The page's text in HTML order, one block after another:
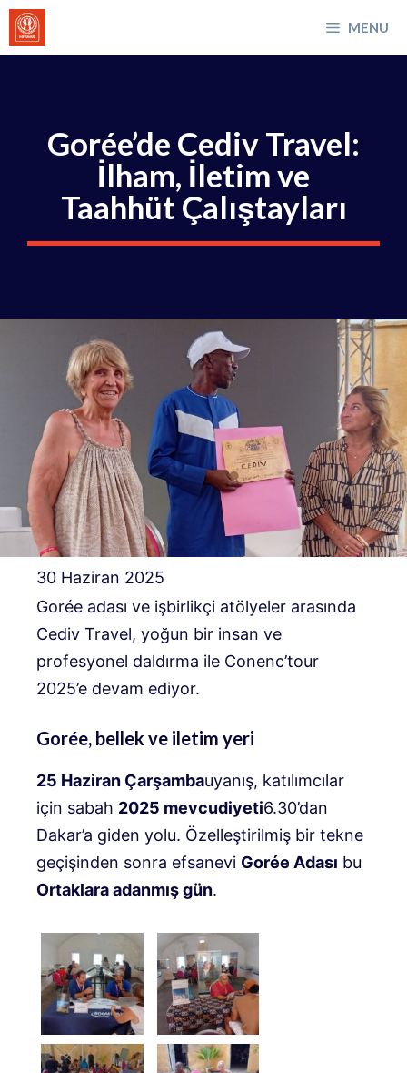
İçeriğe
atla
MENU
Gorée’de Cediv Travel:
İlham, İletim ve
Taahhüt Çalıştayları
30 Haziran 2025
Gorée adası ve işbirlikçi atölyeler arasında
Cediv Travel, yoğun bir insan ve
profesyonel daldırma ile Conenc’tour
2025’e devam ediyor.
Gorée, bellek ve iletim yeri
25 Haziran Çarşambauyanış, katılımcılar
için sabah 2025 mevcudiyeti6.30’dan
Dakar’a giden yolu. Özelleştirilmiş bir tekne
geçişinden sonra efsanevi Gorée Adası bu
Ortaklara adanmış gün.